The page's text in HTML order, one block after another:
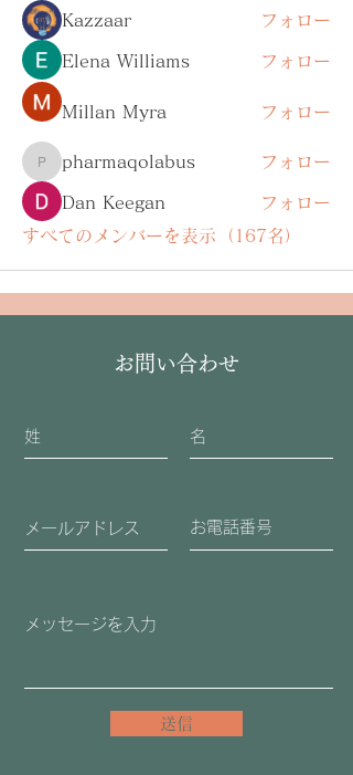
Kazzaar
フォロー
Elena Williams フォロー
Millan Myra フォロー
pharmaqolabus
pharmaqolabus フォロー
Dan Keegan
フォロー
すべてのメンバーを表示（167名）
お問い合わせ
送信